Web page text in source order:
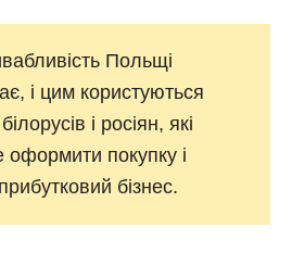
Польщі
і цим користуються
і росіян, які
оформити покупку і
бізнес.